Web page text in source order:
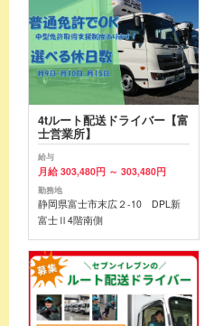
4tルート配送ドライバー【富
士営業所】
給与
月給 303,480円 ～ 303,480円
勤務地
静岡県富士市末広２-10 DPL新
富士Ⅱ4階南側